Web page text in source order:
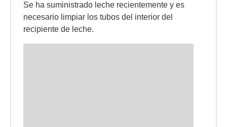
Se ha suministrado leche recientemente y es
necesario limpiar los tubos del interior del
recipiente de leche.